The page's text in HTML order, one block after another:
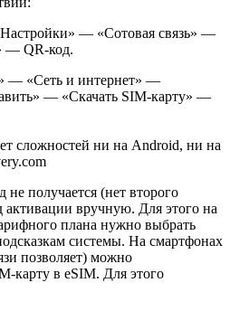
— «Сотовая связь» —
— QR-код.
— «Сеть и интернет» —
— «Скачать SIM-карту» —
сложностей ни на Android, ни на
не получается (нет второго
активации вручную. Для этого на
плана нужно выбрать
системы. На смартфонах
позволяет) можно
карту в eSIM. Для этого